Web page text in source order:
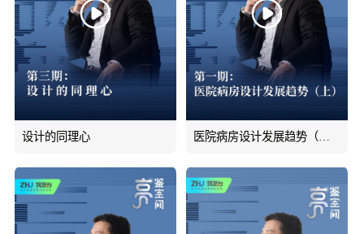
设计的同理心 医院病房设计发展趋势（上）